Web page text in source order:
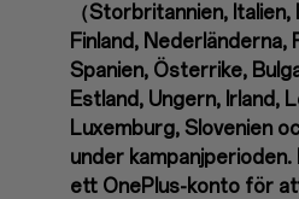
（Storbritannien, Italien,
Finland, Nederländerna,
Spanien, Österrike,
Estland, Ungern, Irland,
Luxemburg, Slovenien
under
ett OnePlus-konto för